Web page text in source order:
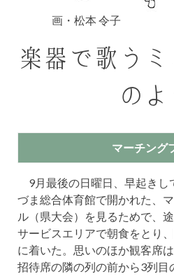
画・松本 令子
楽器で歌う
のよ
マーチング
9月最後の日曜日、早起きし
づま総合体育館で開かれた、
ル（県大会）を見るためで、
サービスエリアで朝食をとり
に着いた。思いのほか観客席
招待席の隣の列の前から3列目